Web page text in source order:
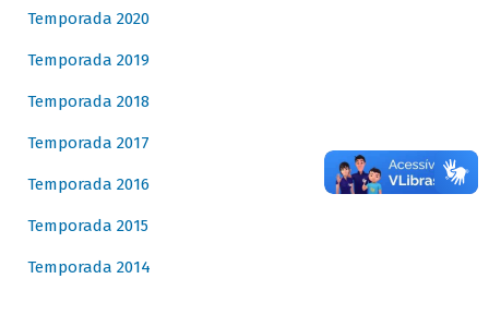
Temporada 2020
Temporada 2019
Temporada 2018
Temporada 2017
Temporada 2016
Temporada 2015
Temporada 2014